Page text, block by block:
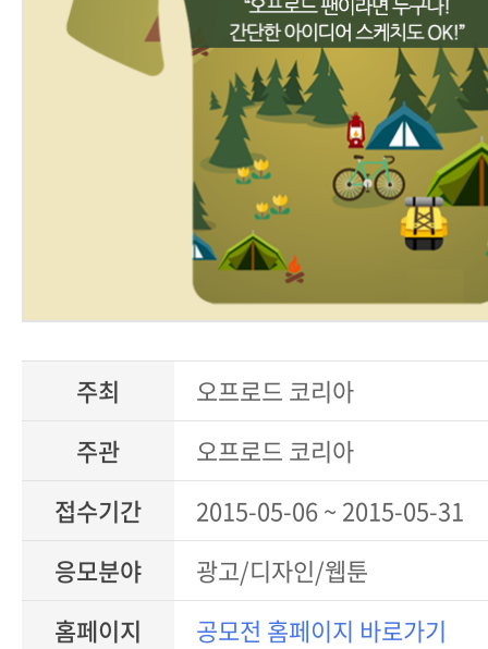
주최
오프로드 코리아
주관
오프로드 코리아
접수기간
2015-05-06 ~ 2015-05-31
응모분야
광고/디자인/웹툰
홈페이지
공모전 홈페이지 바로가기